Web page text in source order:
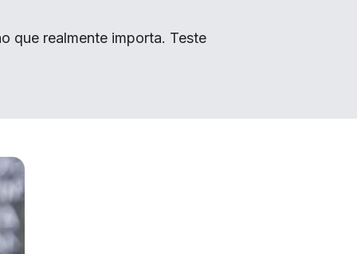
que realmente importa. Teste